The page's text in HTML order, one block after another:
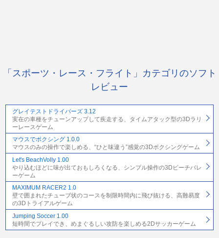
「スポーツ・レース・フライト」カテゴリのソフト
レビュー
グレイテストドライバーズ 3.12
実在の車種をチューンアップして疾走する、タイムアタック型の3Dラリ
ーレースゲーム
マウスでボクシング 1.0.0
マウスのみの操作で楽しめる、“ひと味違う”感覚の3Dボクシングゲーム
Let's BeachVolly 1.00
やり込むほどに味が出ておもしろくなる、シンプル操作の3Dビーチバレ
ーゲーム
MAXIMUM RACER2 1.0
壁で囲まれたチューブ状のコースを制限時間内に飛び抜ける、高難易度
の3Dトライアルゲーム
Jumping Soccer 1.00
短時間でプレイでき、めまぐるしい攻防を楽しめる2Dサッカーゲーム